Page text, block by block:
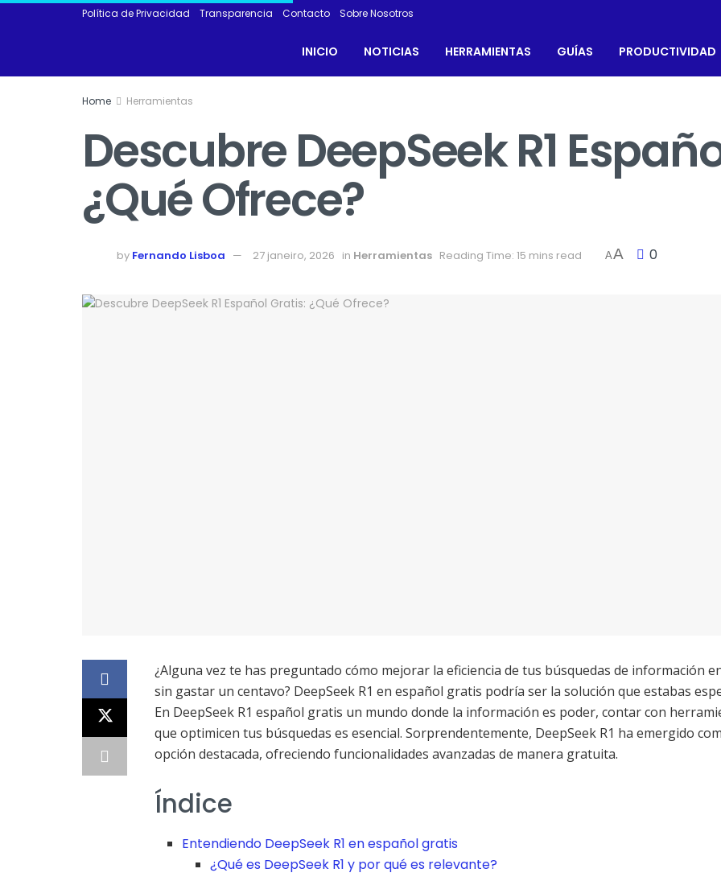
Política de Privacidad Transparencia Contacto Sobre Nosotros
INICIO NOTICIAS HERRAMIENTAS GUÍAS PRODUCTIVIDAD
Home Herramientas
Descubre DeepSeek R1
¿Qué Ofrece?
by Fernando Lisboa 27 janeiro, 2026 in Herramientas Reading Time: 15 mins read AA 0
¿Alguna vez te has preguntado cómo mejorar la eficiencia de tus búsquedas de información
sin gastar un centavo? DeepSeek R1 en español gratis podría ser la solución que estabas
En DeepSeek R1 español gratis un mundo donde la información es poder, contar con
que optimicen tus búsquedas es esencial. Sorprendentemente, DeepSeek R1 ha emergido
opción destacada, ofreciendo funcionalidades avanzadas de manera gratuita.
Índice
Entendiendo DeepSeek R1 en español gratis
¿Qué es DeepSeek R1 y por qué es relevante?